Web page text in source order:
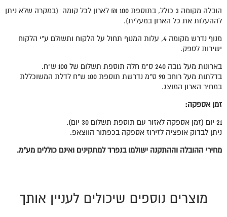
הובלה מקומה 3 כולל, בתוספת 100 ₪ לארון לכל קומה (במקרה שלא ניתן
לההעלות את כל הארון במעלית).
מנוף נדרש מקומה 4, עלות המנוף תחול על הלקוח ותשולם ע"י הלקוח
ישירות לספק.
בארונות מעל גובה 240 ס"מ חלה תוספת תשלום של 100 ש"ח.
בדלתות מעל רוחב 90 ס"מ נדרשת תוספת 100 ש"ח לדלת המשוכללת
במחיר הארון המוצג.
זמן אספקה:
21 יום (זמן אספקה לאזור עם תוספת תשלום 30 יום).
ניתן לבדוק אופציה לזירוז אספקה בכפתור הווצאפ.
מחירי ההובלה וההתקנה ישולמו בנפרד למתקינים ואינם כוללים מע"מ.
מוצרים נוספים שיכולים לעניין אותך